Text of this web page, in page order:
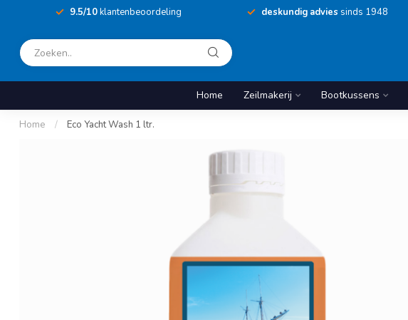
9.5/10klantenbeoordeling deskundig advies sinds 1948
Home Zeilmakerij Bootkussens
Home / Eco Yacht Wash 1 ltr.